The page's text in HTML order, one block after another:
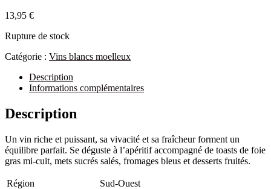
13,95 €
Rupture de stock
Catégorie : Vins blancs moelleux
Description
Informations complémentaires
Description
Un vin riche et puissant, sa vivacité et sa fraîcheur forment un
équilibre parfait. Se déguste à l’apéritif accompagné de toasts de foie
gras mi-cuit, mets sucrés salés, fromages bleus et desserts fruités.
Région
Sud-Ouest